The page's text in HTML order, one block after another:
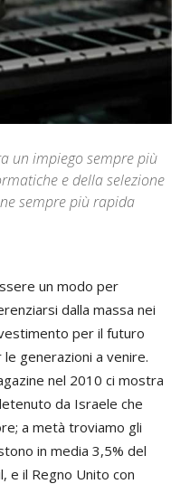
un impiego sempre più
e della selezione
sempre più rapida
un modo per
dalla massa nei
per il futuro
generazioni a venire.
nel 2010 ci mostra
da Israele che
a metà troviamo gli
in media 3,5% del
e il Regno Unito con